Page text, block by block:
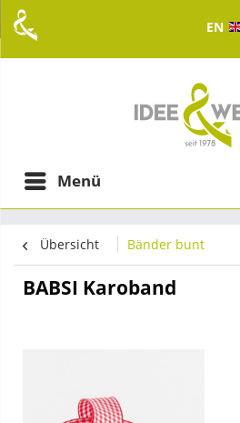
EN
Menü
Übersicht Bänder bunt
in Graz
BABSI Karoband